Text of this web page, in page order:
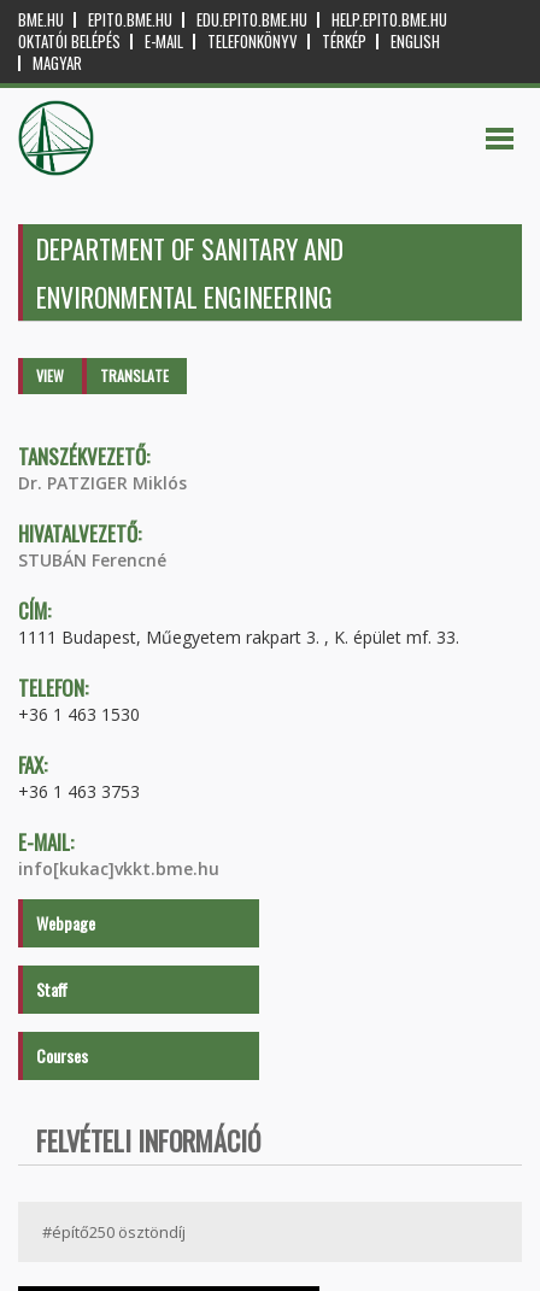
BME.HU EPITO.BME.HU EDU.EPITO.BME.HU
HELP.EPITO.BME.HU
OKTATÓI BELÉPÉS
E-MAIL TELEFONKÖNYV TÉRKÉP
ENGLISH
MAGYAR
DEPARTMENT OF SANITARY AND
ENVIRONMENTAL ENGINEERING
Primary tabs
VIEW (ACTIVETRANSLATE
TANSZÉKVEZETŐ:
Dr. PATZIGER Miklós
HIVATALVEZETŐ:
STUBÁN Ferencné
CÍM:
1111 Budapest, Műegyetem rakpart 3. , K. épület mf. 33.
TELEFON:
+36 1 463 1530
FAX:
+36 1 463 3753
E-MAIL:
info[kukac]vkkt.bme.hu
Webpage
Staff
Courses
FELVÉTELI INFORMÁCIÓ
#építő250 ösztöndíj